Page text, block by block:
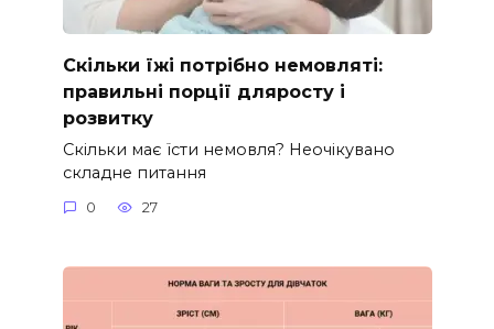
Скільки їжі потрібно немовляті:
правильні порції дляросту і
розвитку
Скільки має їсти немовля? Неочікувано
складне питання
0 27